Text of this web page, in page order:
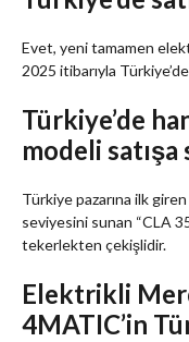
Evet, yeni tamamen
2025 itibarıyla
Türkiye’de
modeli satışa
Türkiye pazarına ilk
seviyesini sunan “CLA
tekerlekten çekişlidir.
Elektrikli
4MATIC’in